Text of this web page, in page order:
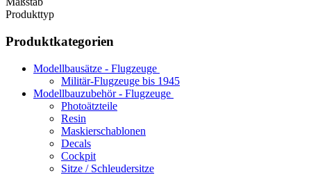
Produkttyp
Produktkategorien
Modellbausätze - Flugzeuge
Militär-Flugzeuge bis 1945
Modellbauzubehör - Flugzeuge
Photoätzteile
Resin
Maskierschablonen
Decals
Cockpit
Sitze / Schleudersitze